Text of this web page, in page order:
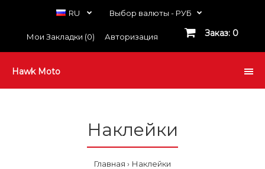
RU Выбор валюты - РУБ
Мои Закладки (0) Авторизация Заказ: 0
Hawk Moto
Наклейки
Главная Наклейки